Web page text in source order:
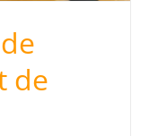
de